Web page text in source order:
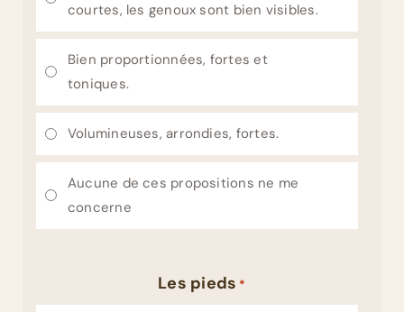
courtes, les genoux sont bien visibles.
Bien proportionnées, fortes et
toniques.
Volumineuses, arrondies, fortes.
Aucune de ces propositions ne me
concerne
Les pieds *